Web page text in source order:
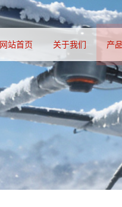
网站首页 关于我们 产